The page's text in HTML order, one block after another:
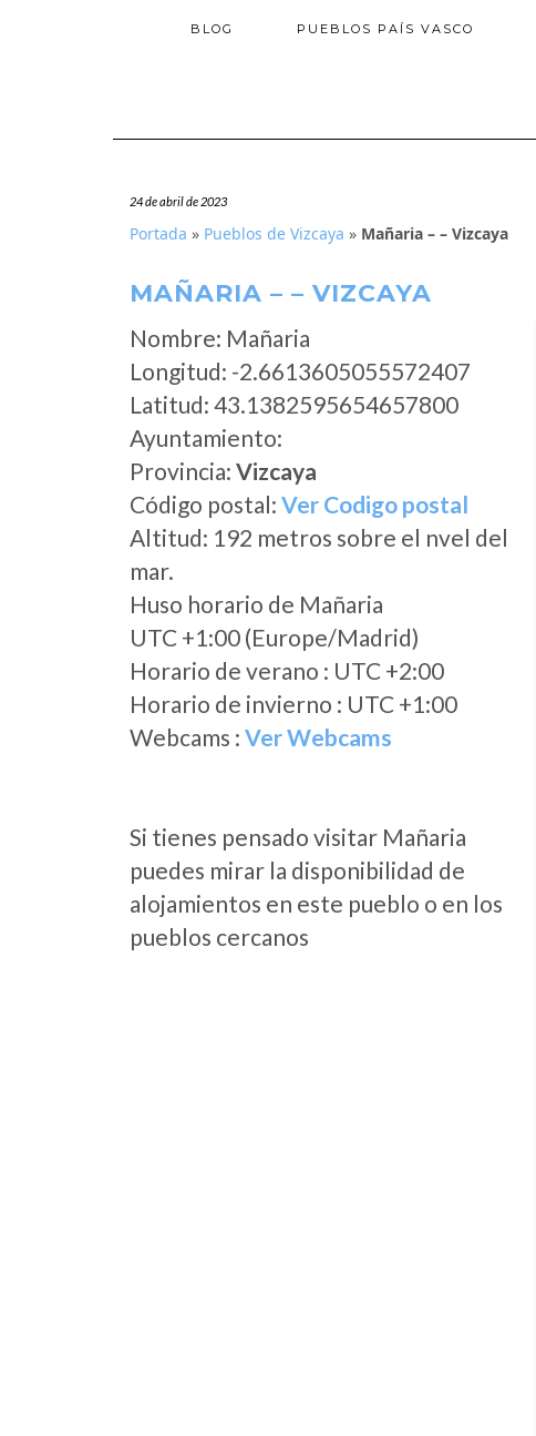
BLOG PUEBLOS PAÍS VASCO
24 de abril de 2023
Portada » Pueblos de Vizcaya » Mañaria – – Vizcaya
MAÑARIA – – VIZCAYA
Nombre: Mañaria
Longitud: -2.6613605055572407
Latitud: 43.1382595654657800
Ayuntamiento:
Provincia: Vizcaya
Código postal: Ver Codigo postal
Altitud: 192 metros sobre el nvel del
mar.
Huso horario de Mañaria
UTC +1:00 (Europe/Madrid)
Horario de verano : UTC +2:00
Horario de invierno : UTC +1:00
Webcams : Ver Webcams
Si tienes pensado visitar Mañaria
puedes mirar la disponibilidad de
alojamientos en este pueblo o en los
pueblos cercanos